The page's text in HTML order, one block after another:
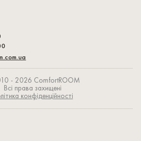
- 2026 СomfortROOM
Всі права захищені
конфіденційності